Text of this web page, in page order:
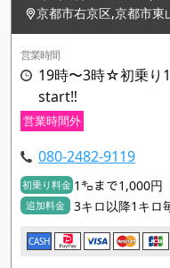
京都市右京区,京都市東
営業時間
19時〜3時☆初乗り
start‼︎
営業時間外
080-2482-9119
初乗り料金 1㌔まで1,000円
追加料金 3キロ以降1キロ
CASH